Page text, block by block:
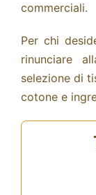
commerciali.
Per chi
rinunciare
selezione di
cotone e